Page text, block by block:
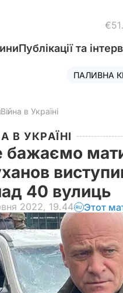
Публікації та
ПАЛИВНА
Війна в Україні
В УКРАЇНІ
мати
40 вулиць
2022, 19.44 Этот